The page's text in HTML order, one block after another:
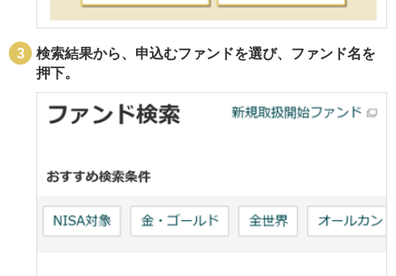
検索結果から、申込むファンドを選び、ファンド名を
押下。